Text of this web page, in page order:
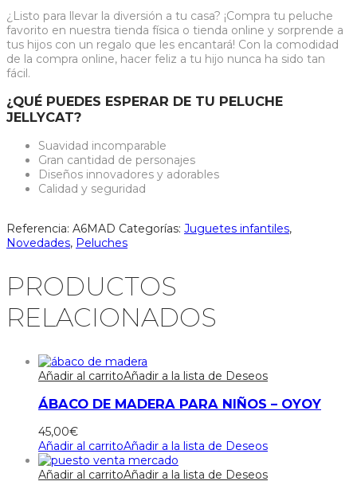
¿Listo para llevar la diversión a tu casa? ¡Compra tu peluche
favorito en nuestra tienda física o tienda online y sorprende a
tus hijos con un regalo que les encantará! Con la comodidad
de la compra online, hacer feliz a tu hijo nunca ha sido tan
fácil.
¿QUÉ PUEDES ESPERAR DE TU PELUCHE
JELLYCAT?
Suavidad incomparable
Gran cantidad de personajes
Diseños innovadores y adorables
Calidad y seguridad
Referencia: A6MAD Categorías: Juguetes infantiles,
Novedades, Peluches
PRODUCTOS
RELACIONADOS
Añadir al carritoAñadir a la lista de Deseos
ÁBACO DE MADERA PARA NIÑOS – OYOY
45,00€
Añadir al carritoAñadir a la lista de Deseos
Añadir al carritoAñadir a la lista de Deseos